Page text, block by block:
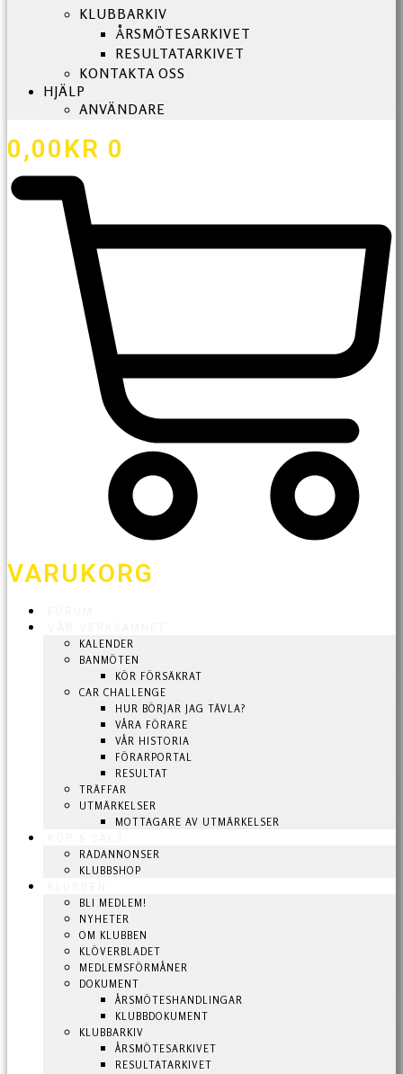
KLUBBARKIV
ÅRSMÖTESARKIVET
RESULTATARKIVET
KONTAKTA OSS
HJÄLP
ANVÄNDARE
0,00KR 0
VARUKORG
KALENDER
BANMÖTEN
KÖR FÖRSÄKRAT
CAR CHALLENGE
HUR BÖRJAR JAG TÄVLA?
VÅRA FÖRARE
VÅR HISTORIA
FÖRARPORTAL
RESULTAT
TRÄFFAR
UTMÄRKELSER
MOTTAGARE AV UTMÄRKELSER
RADANNONSER
KLUBBSHOP
BLI MEDLEM!
NYHETER
OM KLUBBEN
KLÖVERBLADET
MEDLEMSFÖRMÅNER
DOKUMENT
ÅRSMÖTESHANDLINGAR
KLUBBDOKUMENT
KLUBBARKIV
ÅRSMÖTESARKIVET
RESULTATARKIVET